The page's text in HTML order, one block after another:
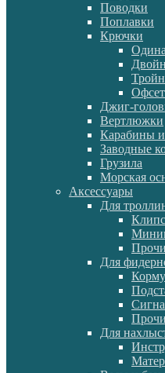
Поводки
Поплавки
Крючки
Джиг-
Вертлюжки
Карабины и
Заводные
Грузила
Морская
Аксессуары
Для
Для
Для